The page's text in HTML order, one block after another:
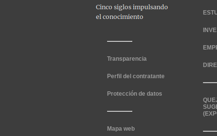
Transparencia
Perfil del contratante
Protección de datos
Mapa web